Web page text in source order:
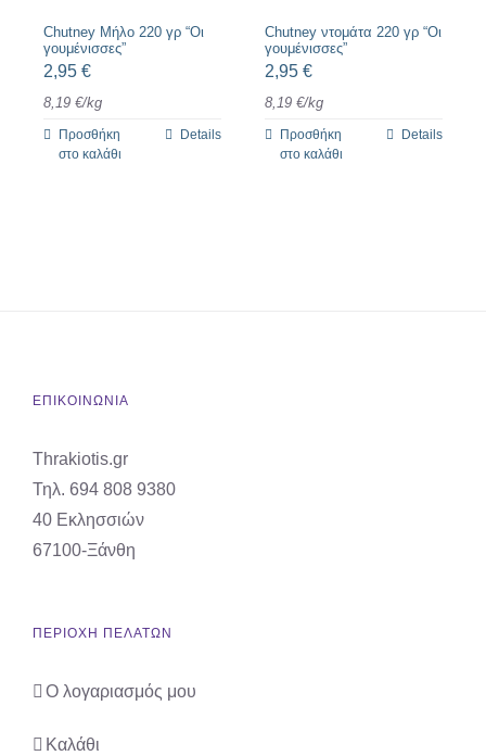
Chutney Μήλο 220 γρ “Οι
γουμένισσες”
2,95 €
8,19 €/kg
Προσθήκη
στο καλάθι
Details
Chutney ντομάτα 220 γρ “Οι
γουμένισσες”
2,95 €
8,19 €/kg
Προσθήκη
στο καλάθι
Details
ΕΠΙΚΟΙΝΩΝΙΑ
Thrakiotis.gr
Τηλ. 694 808 9380
40 Εκλησσιών
67100-Ξάνθη
ΠΕΡΙΟΧΗ ΠΕΛΑΤΩΝ
Ο λογαριασμός μου
Καλάθι